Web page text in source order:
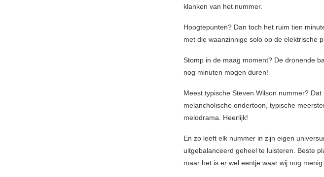
klanken van het nummer.
Hoogtepunten? Dan toch het ruim tien
met die waanzinnige solo op de elektrische
Stomp in de maag moment? De dronende
nog minuten mogen duren!
Meest typische Steven Wilson nummer? Dat
melancholische ondertoon, typische
melodrama. Heerlijk!
En zo leeft elk nummer in zijn eigen
uitgebalanceerd geheel te luisteren. Beste
maar het is er wel eentje waar wij nog